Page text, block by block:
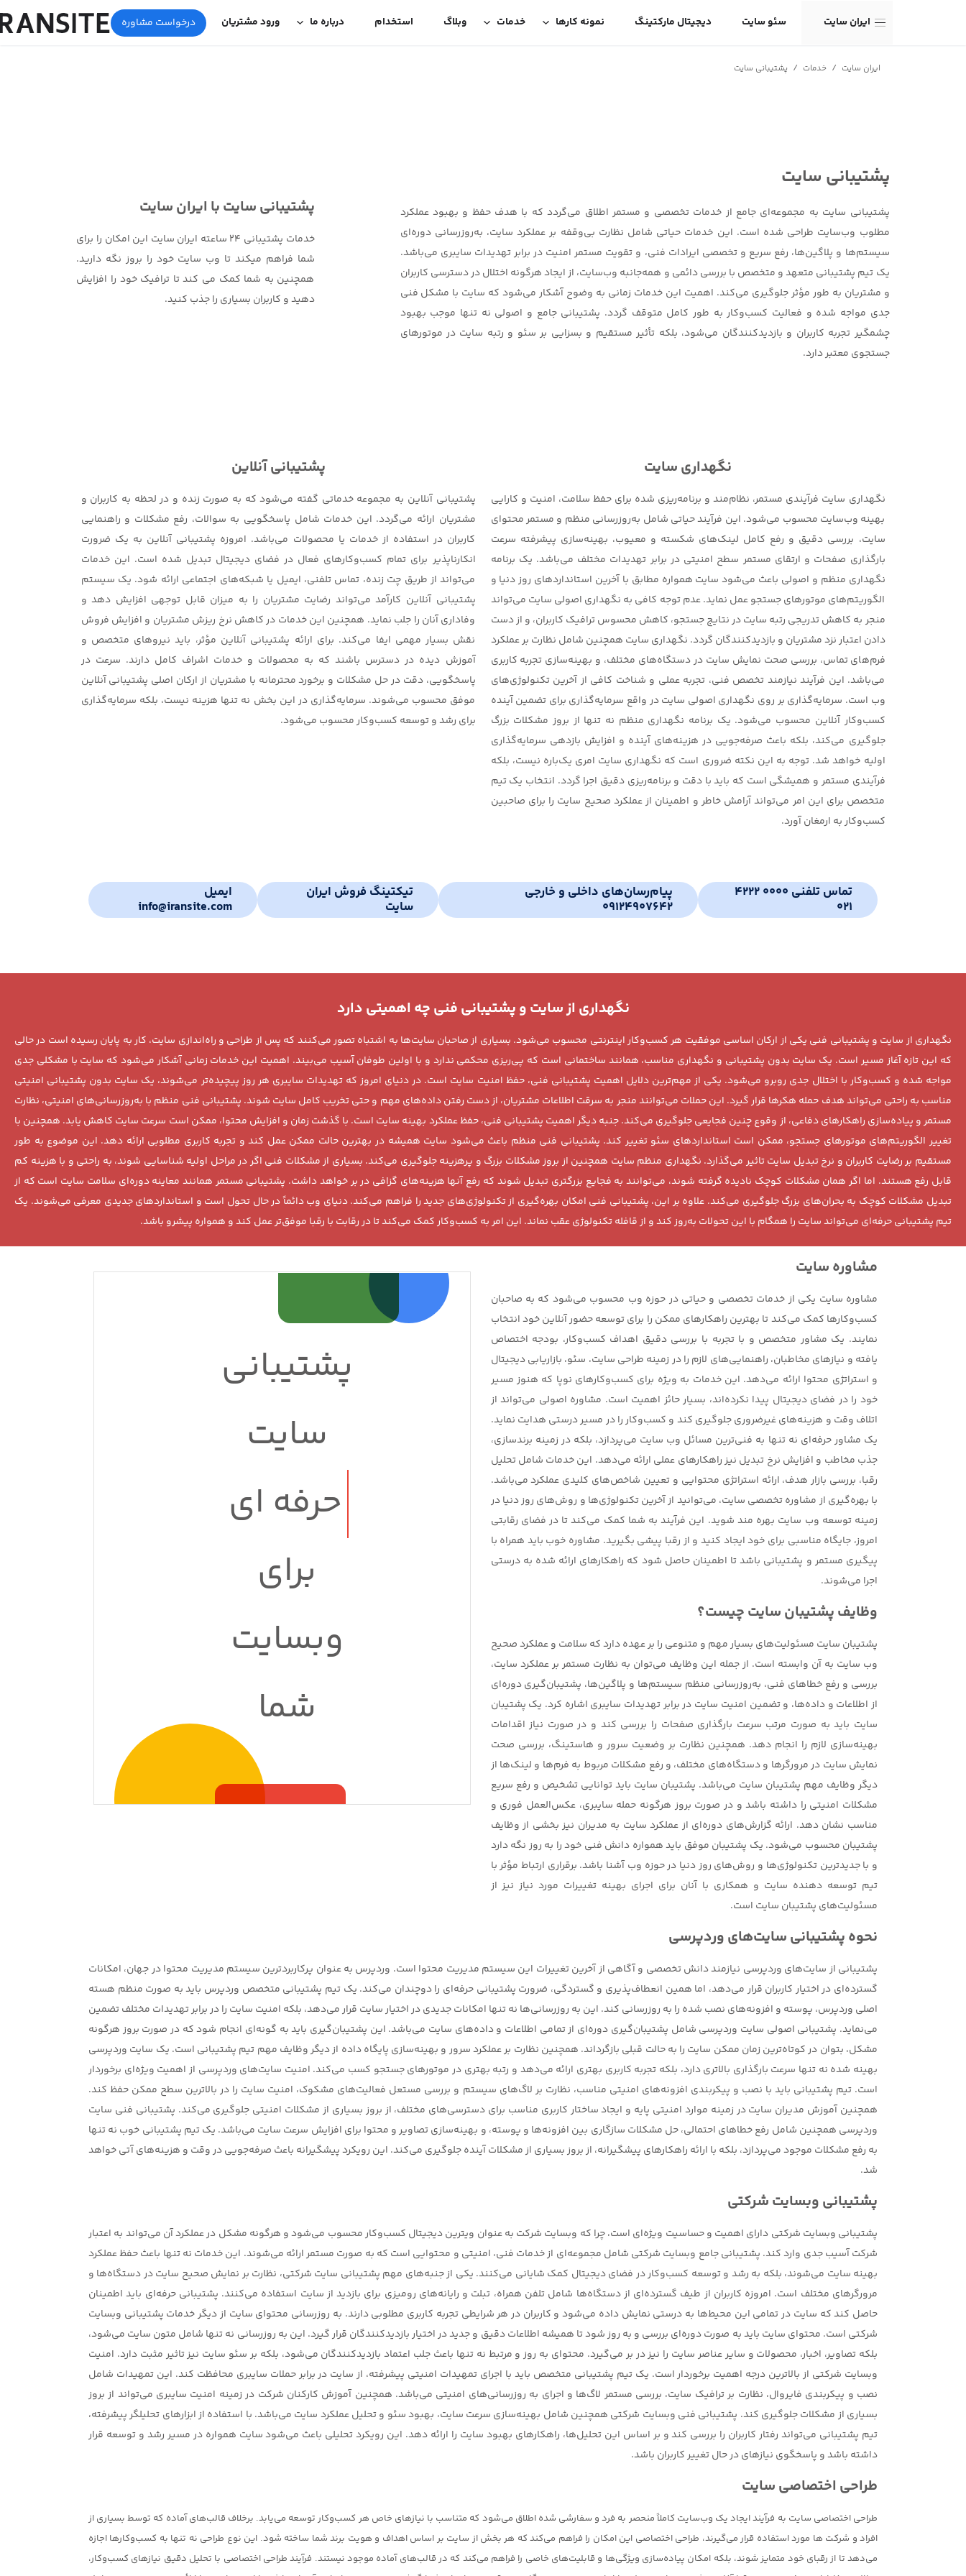
ایران سایت سئو سایت دیجیتال مارکتینگ نمونه کارها خدمات وبلاگ استخدام درباره ما ورود مشتریان درخواست مشاوره
ایران سایت / خدمات / پشتیبانی سایت
پشتیبانی سایت
پشتیبانی سایت به مجموعه‌ای جامع از خدمات تخصصی و مستمر اطلاق می‌گردد که با هدف حفظ و بهبود عملکرد
مطلوب وب‌سایت طراحی شده است. این خدمات حیاتی شامل نظارت بی‌وقفه بر عملکرد سایت، به‌روزرسانی دوره‌ای
سیستم‌ها و پلاگین‌ها، رفع سریع و تخصصی ایرادات فنی، و تقویت مستمر امنیت در برابر تهدیدات سایبری می‌باشد.
یک تیم پشتیبانی متعهد و متخصص با بررسی دائمی و همه‌جانبه وب‌سایت، از ایجاد هرگونه اختلال در دسترسی کاربران
و مشتریان به طور مؤثر جلوگیری می‌کند. اهمیت این خدمات زمانی به وضوح آشکار می‌شود که سایت با مشکل فنی
جدی مواجه شده و فعالیت کسب‌وکار به طور کامل متوقف گردد. پشتیبانی جامع و اصولی نه تنها موجب بهبود
چشمگیر تجربه کاربران و بازدیدکنندگان می‌شود، بلکه تأثیر مستقیم و بسزایی بر سئو و رتبه سایت در موتورهای
جستجوی معتبر دارد.
پشتیبانی سایت با ایران سایت
خدمات پشتیبانی 24 ساعته ایران سایت این امکان را برای
شما فراهم میکند تا وب سایت خود را بروز نگه دارید.
همچنین به شما کمک می کند تا ترافیک خود را افزایش
دهید و کاربران بسیاری را جذب کنید.
نگهداری سایت
نگهداری سایت فرآیندی مستمر، نظام‌مند و برنامه‌ریزی شده برای حفظ سلامت، امنیت و کارایی
بهینه وب‌سایت محسوب می‌شود. این فرآیند حیاتی شامل به‌روزرسانی منظم و مستمر محتوای
سایت، بررسی دقیق و رفع کامل لینک‌های شکسته و معیوب، بهینه‌سازی پیشرفته سرعت
بارگذاری صفحات و ارتقای مستمر سطح امنیتی در برابر تهدیدات مختلف می‌باشد. یک برنامه
نگهداری منظم و اصولی باعث می‌شود سایت همواره مطابق با آخرین استانداردهای روز دنیا و
الگوریتم‌های موتورهای جستجو عمل نماید. عدم توجه کافی به نگهداری اصولی سایت می‌تواند
منجر به کاهش تدریجی رتبه سایت در نتایج جستجو، کاهش محسوس ترافیک کاربران، و از دست
دادن اعتبار نزد مشتریان و بازدیدکنندگان گردد. نگهداری سایت همچنین شامل نظارت بر عملکرد
فرم‌های تماس، بررسی صحت نمایش سایت در دستگاه‌های مختلف، و بهینه‌سازی تجربه کاربری
می‌باشد. این فرآیند نیازمند تخصص فنی، تجربه عملی و شناخت کافی از آخرین تکنولوژی‌های
وب است. سرمایه‌گذاری بر روی نگهداری اصولی سایت در واقع سرمایه‌گذاری برای تضمین آینده
کسب‌وکار آنلاین محسوب می‌شود. یک برنامه نگهداری منظم نه تنها از بروز مشکلات بزرگ
جلوگیری می‌کند، بلکه باعث صرفه‌جویی در هزینه‌های آینده و افزایش بازدهی سرمایه‌گذاری
اولیه خواهد شد. توجه به این نکته ضروری است که نگهداری سایت امری یک‌باره نیست، بلکه
فرآیندی مستمر و همیشگی است که باید با دقت و برنامه‌ریزی دقیق اجرا گردد. انتخاب یک تیم
متخصص برای این امر می‌تواند آرامش خاطر و اطمینان از عملکرد صحیح سایت را برای صاحبین
کسب‌وکار به ارمغان آورد.
پشتیبانی آنلاین
پشتیبانی آنلاین به مجموعه خدماتی گفته می‌شود که به صورت زنده و در لحظه به کاربران و
مشتریان ارائه می‌گردد. این خدمات شامل پاسخگویی به سوالات، رفع مشکلات و راهنمایی
کاربران در استفاده از خدمات یا محصولات می‌باشد. امروزه پشتیبانی آنلاین به یک ضرورت
انکارناپذیر برای تمام کسب‌وکارهای فعال در فضای دیجیتال تبدیل شده است. این خدمات
می‌تواند از طریق چت زنده، تماس تلفنی، ایمیل یا شبکه‌های اجتماعی ارائه شود. یک سیستم
پشتیبانی آنلاین کارآمد می‌تواند رضایت مشتریان را به میزان قابل توجهی افزایش دهد و
وفاداری آنان را جلب نماید. همچنین این خدمات در کاهش نرخ ریزش مشتریان و افزایش فروش
نقش بسیار مهمی ایفا می‌کند. برای ارائه پشتیبانی آنلاین مؤثر، باید نیروهای متخصص و
آموزش دیده در دسترس باشند که به محصولات و خدمات اشراف کامل دارند. سرعت در
پاسخگویی، دقت در حل مشکلات و برخورد محترمانه با مشتریان از ارکان اصلی پشتیبانی آنلاین
موفق محسوب می‌شوند. سرمایه‌گذاری در این بخش نه تنها هزینه نیست، بلکه سرمایه‌گذاری
برای رشد و توسعه کسب‌وکار محسوب می‌شود.
تماس تلفنی 0000 4222
021
پیام‌رسان‌های داخلی و خارجی
09124907642
تیکتینگ فروش ایران
سایت
ایمیل
info@iransite.com
نگهداری از سایت و پشتیبانی فنی چه اهمیتی دارد
نگهداری از سایت و پشتیبانی فنی یکی از ارکان اساسی موفقیت هر کسب‌وکار اینترنتی محسوب می‌شود. بسیاری از صاحبان سایت‌ها به اشتباه تصور می‌کنند که پس از طراحی و راه‌اندازی سایت، کار به پایان رسیده است در حالی
که این تازه آغاز مسیر است. یک سایت بدون پشتیبانی و نگهداری مناسب، همانند ساختمانی است که پی‌ریزی محکمی ندارد و با اولین طوفان آسیب می‌بیند. اهمیت این خدمات زمانی آشکار می‌شود که سایت با مشکلی جدی
مواجه شده و کسب‌وکار با اختلال جدی روبرو می‌شود. یکی از مهم‌ترین دلایل اهمیت پشتیبانی فنی، حفظ امنیت سایت است. در دنیای امروز که تهدیدات سایبری هر روز پیچیده‌تر می‌شوند، یک سایت بدون پشتیبانی امنیتی
مناسب به راحتی می‌تواند هدف حمله هکرها قرار گیرد. این حملات می‌توانند منجر به سرقت اطلاعات مشتریان، از دست رفتن داده‌های مهم و حتی تخریب کامل سایت شوند. پشتیبانی فنی منظم با به‌روزرسانی‌های امنیتی، نظارت
مستمر و پیاده‌سازی راهکارهای دفاعی، از وقوع چنین فجایعی جلوگیری می‌کند. جنبه دیگر اهمیت پشتیبانی فنی، حفظ عملکرد بهینه سایت است. با گذشت زمان و افزایش محتوا، ممکن است سرعت سایت کاهش یابد. همچنین با
تغییر الگوریتم‌های موتورهای جستجو، ممکن است استانداردهای سئو تغییر کند. پشتیبانی فنی منظم باعث می‌شود سایت همیشه در بهترین حالت ممکن عمل کند و تجربه کاربری مطلوبی ارائه دهد. این موضوع به طور
مستقیم بر رضایت کاربران و نرخ تبدیل سایت تاثیر می‌گذارد. نگهداری منظم سایت همچنین از بروز مشکلات بزرگ و پرهزینه جلوگیری می‌کند. بسیاری از مشکلات فنی اگر در مراحل اولیه شناسایی شوند، به راحتی و با هزینه کم
قابل رفع هستند. اما اگر همان مشکلات کوچک نادیده گرفته شوند، می‌توانند به فجایع بزرگتری تبدیل شوند که رفع آنها هزینه‌های گزافی در بر خواهد داشت. پشتیبانی مستمر همانند معاینه دوره‌ای سلامت سایت است که از
تبدیل مشکلات کوچک به بحران‌های بزرگ جلوگیری می‌کند. علاوه بر این، پشتیبانی فنی امکان بهره‌گیری از تکنولوژی‌های جدید را فراهم می‌کند. دنیای وب دائماً در حال تحول است و استانداردهای جدیدی معرفی می‌شوند. یک
تیم پشتیبانی حرفه‌ای می‌تواند سایت را همگام با این تحولات به‌روز کند و از قافله تکنولوژی عقب نماند. این امر به کسب‌وکار کمک می‌کند تا در رقابت با رقبا موفق‌تر عمل کند و همواره پیشرو باشد.
مشاوره سایت
مشاوره سایت یکی از خدمات تخصصی و حیاتی در حوزه وب محسوب می‌شود که به صاحبان
کسب‌وکارها کمک می‌کند تا بهترین راهکارهای ممکن را برای توسعه حضور آنلاین خود انتخاب
نمایند. یک مشاور متخصص و با تجربه با بررسی دقیق اهداف کسب‌وکار، بودجه اختصاص
یافته و نیازهای مخاطبان، راهنمایی‌های لازم را در زمینه طراحی سایت، سئو، بازاریابی دیجیتال
و استراتژی محتوا ارائه می‌دهد. این خدمات به ویژه برای کسب‌وکارهای نوپا که هنوز مسیر
خود را در فضای دیجیتال پیدا نکرده‌اند، بسیار حائز اهمیت است. مشاوره اصولی می‌تواند از
اتلاف وقت و هزینه‌های غیرضروری جلوگیری کند و کسب‌وکار را در مسیر درستی هدایت نماید.
یک مشاور حرفه‌ای نه تنها به فنی‌ترین مسائل وب سایت می‌پردازد، بلکه در زمینه برندسازی،
جذب مخاطب و افزایش نرخ تبدیل نیز راهکارهای عملی ارائه می‌دهد. این خدمات شامل تحلیل
رقبا، بررسی بازار هدف، ارائه استراتژی محتوایی و تعیین شاخص‌های کلیدی عملکرد می‌باشد.
با بهره‌گیری از مشاوره تخصصی سایت، می‌توانید از آخرین تکنولوژی‌ها و روش‌های روز دنیا در
زمینه توسعه وب سایت بهره مند شوید. این فرآیند به شما کمک می‌کند تا در فضای رقابتی
امروز، جایگاه مناسبی برای خود ایجاد کنید و از رقبا پیشی بگیرید. مشاوره خوب باید همراه با
پیگیری مستمر و پشتیبانی باشد تا اطمینان حاصل شود که راهکارهای ارائه شده به درستی
اجرا می‌شوند.
وظایف پشتیبان سایت چیست؟
پشتیبان سایت مسئولیت‌های بسیار مهم و متنوعی را بر عهده دارد که سلامت و عملکرد صحیح
وب سایت به آن وابسته است. از جمله این وظایف می‌توان به نظارت مستمر بر عملکرد سایت،
بررسی و رفع خطاهای فنی، به‌روزرسانی منظم سیستم‌ها و پلاگین‌ها، پشتیبان‌گیری دوره‌ای
از اطلاعات و داده‌ها، و تضمین امنیت سایت در برابر تهدیدات سایبری اشاره کرد. یک پشتیبان
سایت باید به صورت مرتب سرعت بارگذاری صفحات را بررسی کند و در صورت نیاز اقدامات
بهینه‌سازی لازم را انجام دهد. همچنین نظارت بر وضعیت سرور و هاستینگ، بررسی صحت
نمایش سایت در مرورگرها و دستگاه‌های مختلف، و رفع مشکلات مربوط به فرم‌ها و لینک‌ها از
دیگر وظایف مهم پشتیبان سایت می‌باشد. پشتیبان سایت باید توانایی تشخیص و رفع سریع
مشکلات امنیتی را داشته باشد و در صورت بروز هرگونه حمله سایبری، عکس‌العمل فوری و
مناسب نشان دهد. ارائه گزارش‌های دوره‌ای از عملکرد سایت به مدیران نیز بخشی از وظایف
پشتیبان محسوب می‌شود. یک پشتیبان موفق باید همواره دانش فنی خود را به روز نگه دارد
و با جدیدترین تکنولوژی‌ها و روش‌های روز دنیا در حوزه وب آشنا باشد. برقراری ارتباط مؤثر با
تیم توسعه دهنده سایت و همکاری با آنان برای اجرای بهینه تغییرات مورد نیاز نیز از
مسئولیت‌های پشتیبان سایت است.
پشتیبانی
سایت
حرفه ای
برای
وبسایت
شما
نحوه پشتیبانی سایت‌های وردپرسی
پشتیبانی از سایت‌های وردپرسی نیازمند دانش تخصصی و آگاهی از آخرین تغییرات این سیستم مدیریت محتوا است. وردپرس به عنوان پرکاربردترین سیستم مدیریت محتوا در جهان، امکانات
گسترده‌ای در اختیار کاربران قرار می‌دهد، اما همین انعطاف‌پذیری و گستردگی، ضرورت پشتیبانی حرفه‌ای را دوچندان می‌کند. یک تیم پشتیبانی متخصص وردپرس باید به صورت منظم هسته
اصلی وردپرس، پوسته و افزونه‌های نصب شده را به روزرسانی کند. این به روزرسانی‌ها نه تنها امکانات جدیدی در اختیار سایت قرار می‌دهد، بلکه امنیت سایت را در برابر تهدیدات مختلف تضمین
می‌نماید. پشتیبانی اصولی سایت وردپرسی شامل پشتیبان‌گیری دوره‌ای از تمامی اطلاعات و داده‌های سایت می‌باشد. این پشتیبان‌گیری باید به گونه‌ای انجام شود که در صورت بروز هرگونه
مشکل، بتوان در کوتاه‌ترین زمان ممکن سایت را به حالت قبلی بازگرداند. همچنین نظارت بر عملکرد سرور و بهینه‌سازی پایگاه داده از دیگر وظایف مهم تیم پشتیبانی است. یک سایت وردپرسی
بهینه شده نه تنها سرعت بارگذاری بالاتری دارد، بلکه تجربه کاربری بهتری ارائه می‌دهد و رتبه بهتری در موتورهای جستجو کسب می‌کند. امنیت سایت‌های وردپرسی از اهمیت ویژه‌ای برخوردار
است. تیم پشتیبانی باید با نصب و پیکربندی افزونه‌های امنیتی مناسب، نظارت بر لاگ‌های سیستم و بررسی مستعل فعالیت‌های مشکوک، امنیت سایت را در بالاترین سطح ممکن حفظ کند.
همچنین آموزش مدیران سایت در زمینه موارد امنیتی پایه و ایجاد ساختار کاربری مناسب برای دسترسی‌های مختلف، از بروز بسیاری از مشکلات امنیتی جلوگیری می‌کند. پشتیبانی فنی سایت
وردپرسی همچنین شامل رفع خطاهای احتمالی، حل مشکلات سازگاری بین افزونه‌ها و پوسته، و بهینه‌سازی تصاویر و محتوا برای افزایش سرعت سایت می‌باشد. یک تیم پشتیبانی خوب نه تنها
به رفع مشکلات موجود می‌پردازد، بلکه با ارائه راهکارهای پیشگیرانه، از بروز بسیاری از مشکلات آینده جلوگیری می‌کند. این رویکرد پیشگیرانه باعث صرفه‌جویی در وقت و هزینه‌های آتی خواهد
شد.
پشتیبانی وبسایت شرکتی
پشتیبانی وبسایت شرکتی دارای اهمیت و حساسیت ویژه‌ای است، چرا که وبسایت شرکت به عنوان ویترین دیجیتال کسب‌وکار محسوب می‌شود و هرگونه مشکل در عملکرد آن می‌تواند به اعتبار
شرکت آسیب جدی وارد کند. پشتیبانی جامع وبسایت شرکتی شامل مجموعه‌ای از خدمات فنی، امنیتی و محتوایی است که به صورت مستمر ارائه می‌شوند. این خدمات نه تنها باعث حفظ عملکرد
بهینه سایت می‌شوند، بلکه به رشد و توسعه کسب‌وکار در فضای دیجیتال کمک شایانی می‌کنند. یکی از جنبه‌های مهم پشتیبانی سایت شرکتی، نظارت بر نمایش صحیح سایت در دستگاه‌ها و
مرورگرهای مختلف است. امروزه کاربران از طیف گسترده‌ای از دستگاه‌ها شامل تلفن همراه، تبلت و رایانه‌های رومیزی برای بازدید از سایت استفاده می‌کنند. پشتیبانی حرفه‌ای باید اطمینان
حاصل کند که سایت در تمامی این محیط‌ها به درستی نمایش داده می‌شود و کاربران در هر شرایطی تجربه کاربری مطلوبی دارند. به روزرسانی محتوای سایت از دیگر خدمات پشتیبانی وبسایت
شرکتی است. محتوای سایت باید به صورت دوره‌ای بررسی و به روز شود تا همیشه اطلاعات دقیق و جدید در اختیار بازدیدکنندگان قرار گیرد. این به روزرسانی نه تنها شامل متون سایت می‌شود،
بلکه تصاویر، اخبار، محصولات و سایر عناصر سایت را نیز در بر می‌گیرد. محتوای به روز و مرتبط نه تنها باعث جلب اعتماد بازدیدکنندگان می‌شود، بلکه بر سئو سایت نیز تاثیر مثبت دارد. امنیت
وبسایت شرکتی از بالاترین درجه اهمیت برخوردار است. یک تیم پشتیبانی متخصص باید با اجرای تمهیدات امنیتی پیشرفته، از سایت در برابر حملات سایبری محافظت کند. این تمهیدات شامل
نصب و پیکربندی فایروال، نظارت بر ترافیک سایت، بررسی مستمر لاگ‌ها و اجرای به روزرسانی‌های امنیتی می‌باشد. همچنین آموزش کارکنان شرکت در زمینه امنیت سایبری می‌تواند از بروز
بسیاری از مشکلات جلوگیری کند. پشتیبانی فنی وبسایت شرکتی همچنین شامل بهینه‌سازی سرعت سایت، بهبود سئو و تحلیل عملکرد سایت می‌باشد. با استفاده از ابزارهای تحلیلگر پیشرفته،
تیم پشتیبانی می‌تواند رفتار کاربران را بررسی کند و بر اساس این تحلیل‌ها، راهکارهای بهبود سایت را ارائه دهد. این رویکرد تحلیلی باعث می‌شود سایت همواره در مسیر رشد و توسعه قرار
داشته باشد و پاسخگوی نیازهای در حال تغییر کاربران باشد.
طراحی اختصاصی سایت
طراحی اختصاصی سایت به فرآیند ایجاد یک وب‌سایت کاملاً منحصر به فرد و سفارشی شده اطلاق می‌شود که متناسب با نیازهای خاص هر کسب‌وکار توسعه می‌یابد. برخلاف قالب‌های آماده که توسط بسیاری از
افراد و شرکت ها مورد استفاده قرار می‌گیرند، طراحی اختصاصی این امکان را فراهم می‌کند که هر بخش از سایت بر اساس اهداف و هویت برند شما ساخته شود. این نوع طراحی نه تنها به کسب‌وکارها اجازه
می‌دهد تا از رقبای خود متمایز شوند، بلکه امکان پیاده‌سازی ویژگی‌ها و قابلیت‌های خاصی را فراهم می‌کند که در قالب‌های آماده موجود نیستند. فرآیند طراحی اختصاصی با تحلیل دقیق نیازهای کسب‌وکار،